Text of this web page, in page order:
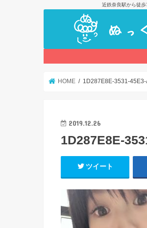
近鉄奈良駅から徒
HOME 1D287E8E-3531-
2019.12.26
1D287E8E-
ツイート